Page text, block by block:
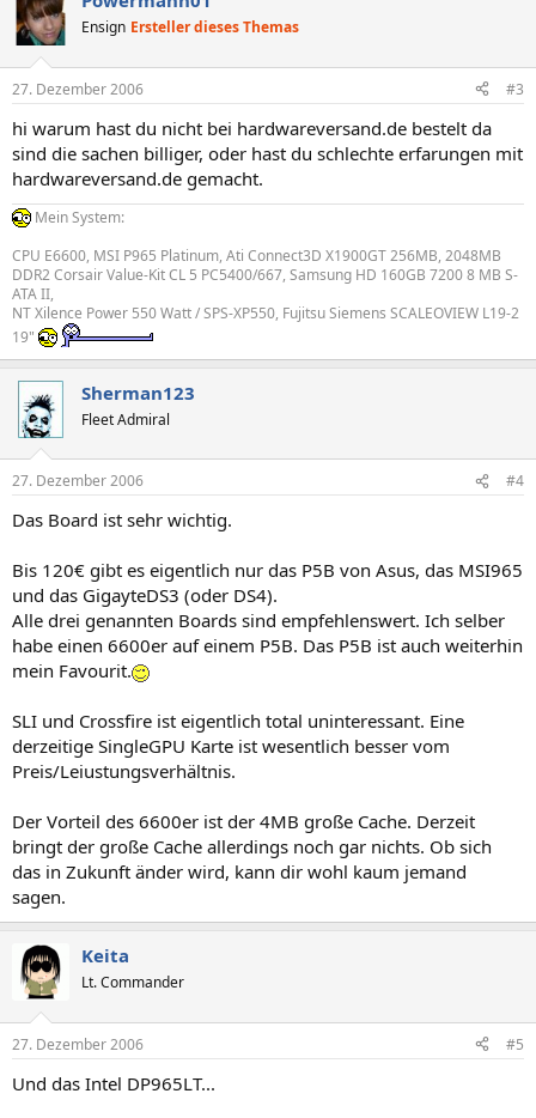
Ensign Ersteller dieses Themas
27. Dezember 2006 #3
hi warum hast du nicht bei hardwareversand.de bestelt da
sind die sachen billiger, oder hast du schlechte erfarungen mit
hardwareversand.de gemacht.
Mein System:
CPU E6600, MSI P965 Platinum, Ati Connect3D X1900GT 256MB, 2048MB
DDR2 Corsair Value-Kit CL 5 PC5400/667, Samsung HD 160GB 7200 8 MB S-
ATA II,
NT Xilence Power 550 Watt / SPS-XP550, Fujitsu Siemens SCALEOVIEW L19-2
19"
Sherman123
Fleet Admiral
27. Dezember 2006 #4
Das Board ist sehr wichtig.
Bis 120€ gibt es eigentlich nur das P5B von Asus, das MSI965
und das GigayteDS3 (oder DS4).
Alle drei genannten Boards sind empfehlenswert. Ich selber
habe einen 6600er auf einem P5B. Das P5B ist auch weiterhin
mein Favourit.
SLI und Crossfire ist eigentlich total uninteressant. Eine
derzeitige SingleGPU Karte ist wesentlich besser vom
Preis/Leiustungsverhältnis.
Der Vorteil des 6600er ist der 4MB große Cache. Derzeit
bringt der große Cache allerdings noch gar nichts. Ob sich
das in Zukunft änder wird, kann dir wohl kaum jemand
sagen.
Keita
Lt. Commander
27. Dezember 2006 #5
Und das Intel DP965LT...